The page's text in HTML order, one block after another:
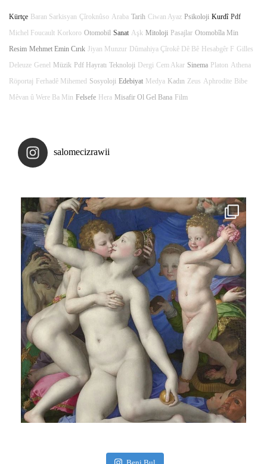
Kürtçe Baran Sarkisyan Çîroknûso Araba Tarih Ciwan Ayaz Psikoloji Kurdî Pdf
Michel Foucault Korkoro Otomobil Sanat Aşk Mitoloji Pasajlar Otomobîla Min
Resim Mehmet Emin Cırık Jiyan Munzur Dûmahiya Çîrokê Dê Bê Hesabgêr F Gilles
Deleuze Genel Müzik Pdf Hayratı Teknoloji Dergi Cem Akar Sinema Platon Athena
Röportaj Ferhadê Mihemed Sosyoloji Edebiyat Medya Kadın Zeus Aphrodite Bibe
Mêvan û Were Ba Min Felsefe Hera Misafir Ol Gel Bana Film
salomecizrawii